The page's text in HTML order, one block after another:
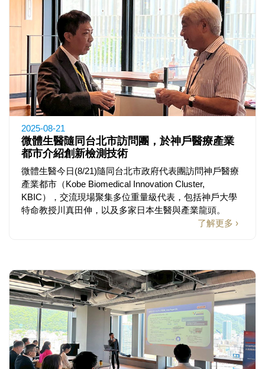
2025-08-21
微體生醫隨同台北市訪問團，於神戶醫療產業
都市介紹創新檢測技術
微體生醫今日(8/21)隨同台北市政府代表團訪問神戶醫療
產業都市（Kobe Biomedical Innovation Cluster,
KBIC），交流現場聚集多位重量級代表，包括神戶大學
特命教授川真田伸，以及多家日本生醫與產業龍頭。
了解更多 ›